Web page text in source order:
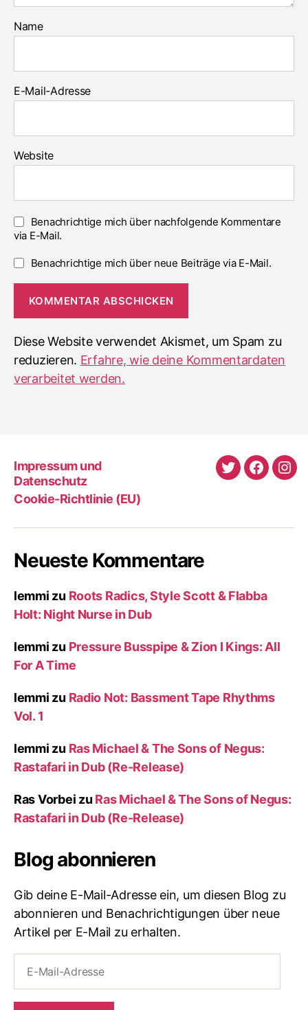
Name
E-Mail-Adresse
Website
Benachrichtige mich über nachfolgende Kommentare
via E-Mail.
Benachrichtige mich über neue Beiträge via E-Mail.
Diese Website verwendet Akismet, um Spam zu
reduzieren. Erfahre, wie deine Kommentardaten
verarbeitet werden.
Impressum und
Datenschutz
Cookie-Richtlinie (EU)
Twitter
Neueste Kommentare
lemmi zu Roots Radics, Style Scott & Flabba
Holt: Night Nurse in Dub
lemmi zu Pressure Busspipe & Zion I Kings: All
For A Time
lemmi zu Radio Not: Bassment Tape Rhythms
Vol. 1
lemmi zu Ras Michael & The Sons of Negus:
Rastafari in Dub (Re-Release)
Ras Vorbei zu Ras Michael & The Sons of Negus:
Rastafari in Dub (Re-Release)
Blog abonnieren
Gib deine E-Mail-Adresse ein, um diesen Blog zu
abonnieren und Benachrichtigungen über neue
Artikel per E-Mail zu erhalten.
Mail-